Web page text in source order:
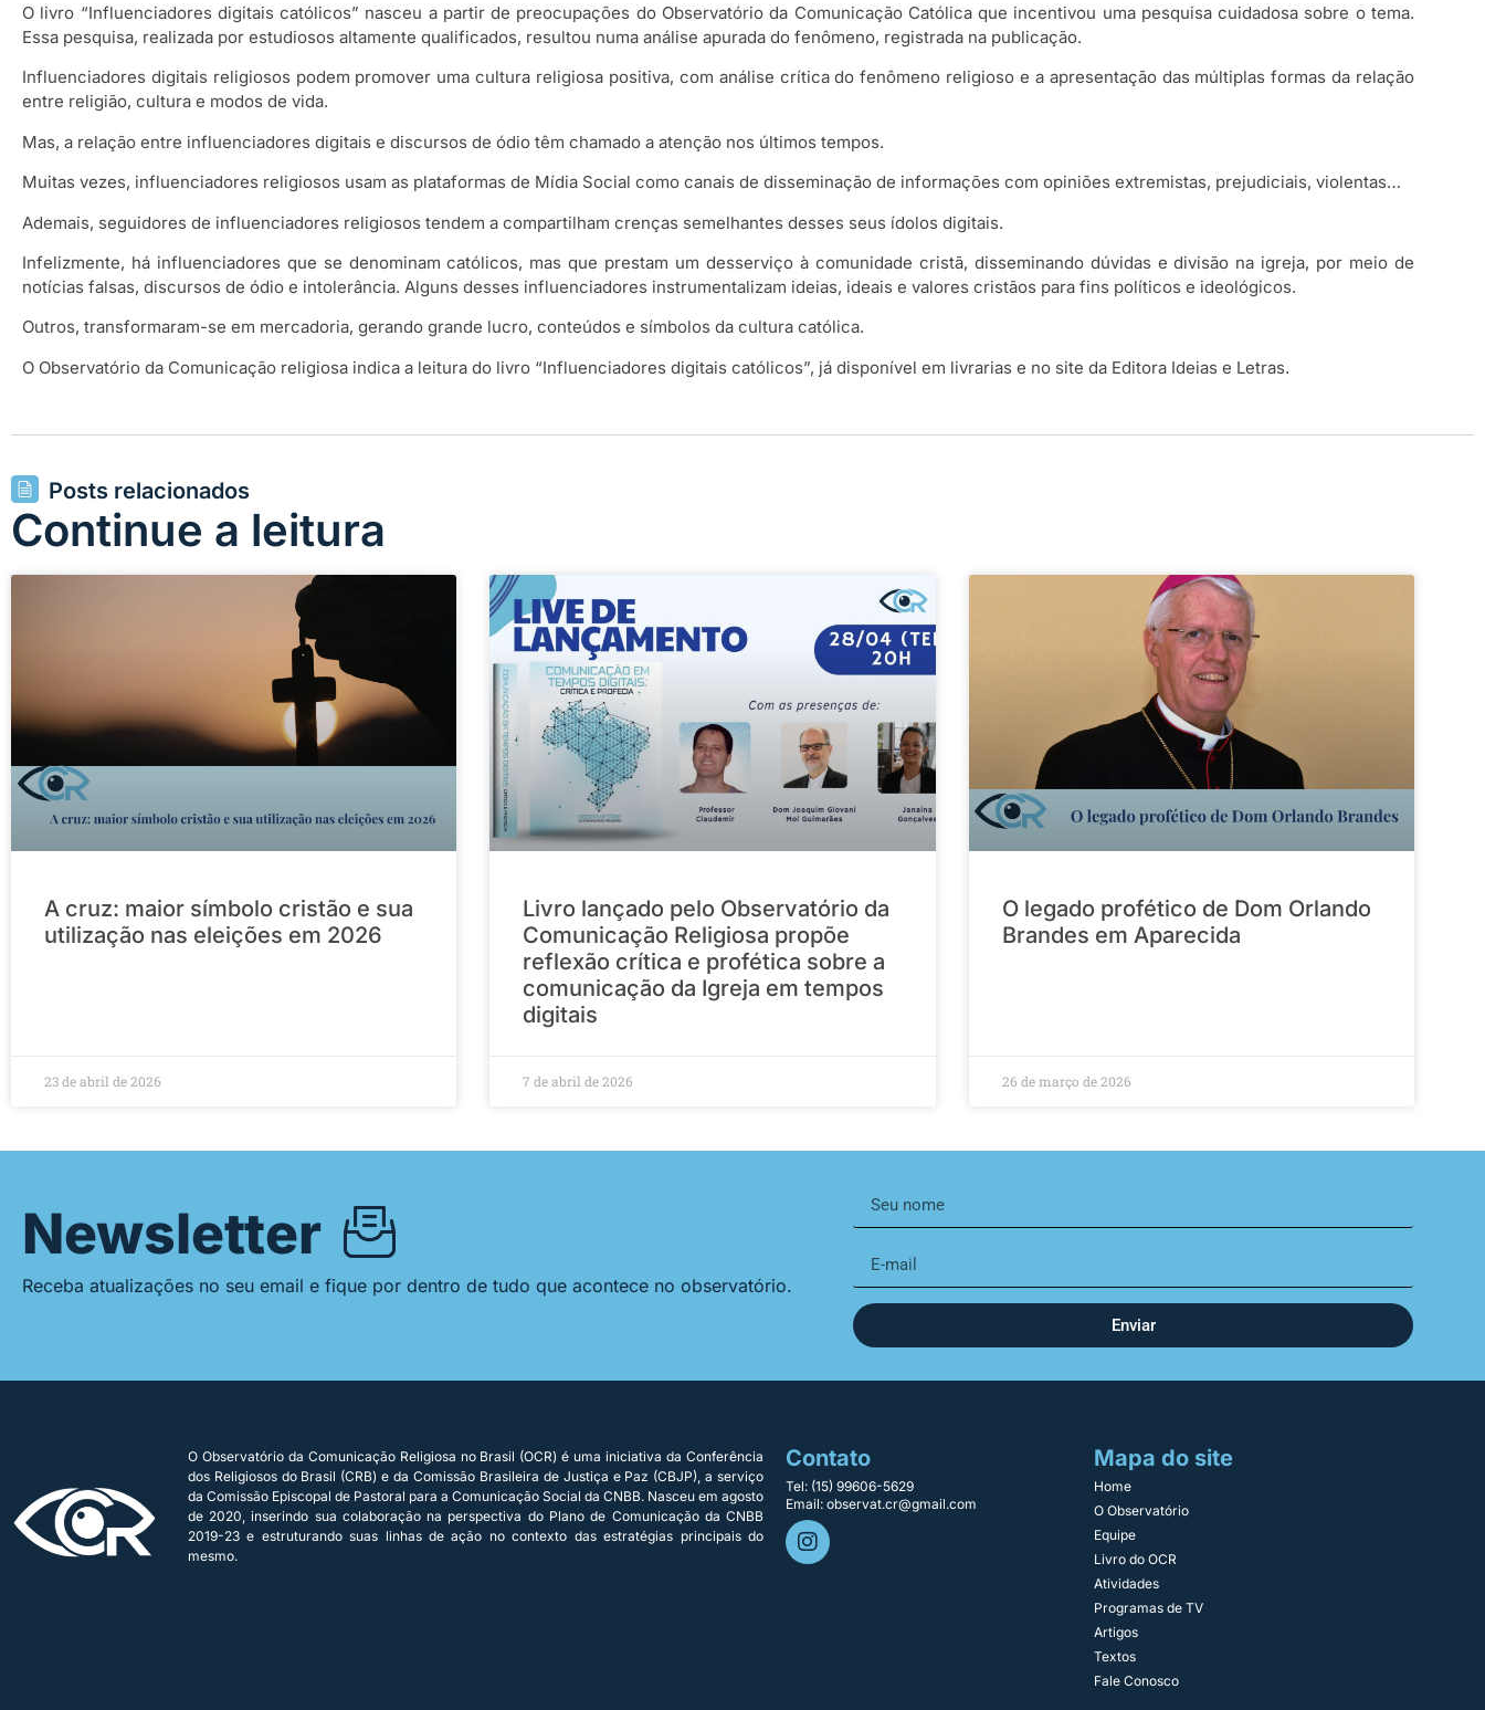
O livro “Influenciadores digitais católicos” nasceu a partir de preocupações do Observatório da Comunicação Católica que incentivou uma pesquisa cuidadosa sobre o tema.
Essa pesquisa, realizada por estudiosos altamente qualificados, resultou numa análise apurada do fenômeno, registrada na publicação.
Influenciadores digitais religiosos podem promover uma cultura religiosa positiva, com análise crítica do fenômeno religioso e a apresentação das múltiplas formas da relação
entre religião, cultura e modos de vida.
Mas, a relação entre influenciadores digitais e discursos de ódio têm chamado a atenção nos últimos tempos.
Muitas vezes, influenciadores religiosos usam as plataformas de Mídia Social como canais de disseminação de informações com opiniões extremistas, prejudiciais, violentas…
Ademais, seguidores de influenciadores religiosos tendem a compartilham crenças semelhantes desses seus ídolos digitais.
Infelizmente, há influenciadores que se denominam católicos, mas que prestam um desserviço à comunidade cristã, disseminando dúvidas e divisão na igreja, por meio de
notícias falsas, discursos de ódio e intolerância. Alguns desses influenciadores instrumentalizam ideias, ideais e valores cristãos para fins políticos e ideológicos.
Outros, transformaram-se em mercadoria, gerando grande lucro, conteúdos e símbolos da cultura católica.
O Observatório da Comunicação religiosa indica a leitura do livro “Influenciadores digitais católicos”, já disponível em livrarias e no site da Editora Ideias e Letras.
Posts relacionados
Continue a leitura
A cruz: maior símbolo cristão e sua
utilização nas eleições em 2026
23 de abril de 2026
Livro lançado pelo Observatório da
Comunicação Religiosa propõe
reflexão crítica e profética sobre a
comunicação da Igreja em tempos
digitais
7 de abril de 2026
O legado profético de Dom Orlando
Brandes em Aparecida
26 de março de 2026
Newsletter
Receba atualizações no seu email e fique por dentro de tudo que acontece no observatório.
Enviar
O Observatório da Comunicação Religiosa no Brasil (OCR) é uma iniciativa da Conferência
dos Religiosos do Brasil (CRB) e da Comissão Brasileira de Justiça e Paz (CBJP), a serviço
da Comissão Episcopal de Pastoral para a Comunicação Social da CNBB. Nasceu em agosto
de 2020, inserindo sua colaboração na perspectiva do Plano de Comunicação da CNBB
2019-23 e estruturando suas linhas de ação no contexto das estratégias principais do
mesmo.
Contato
Tel: (15) 99606-5629
Email: observat.cr@gmail.com
Mapa do site
Home
O Observatório
Equipe
Livro do OCR
Atividades
Programas de TV
Artigos
Textos
Fale Conosco